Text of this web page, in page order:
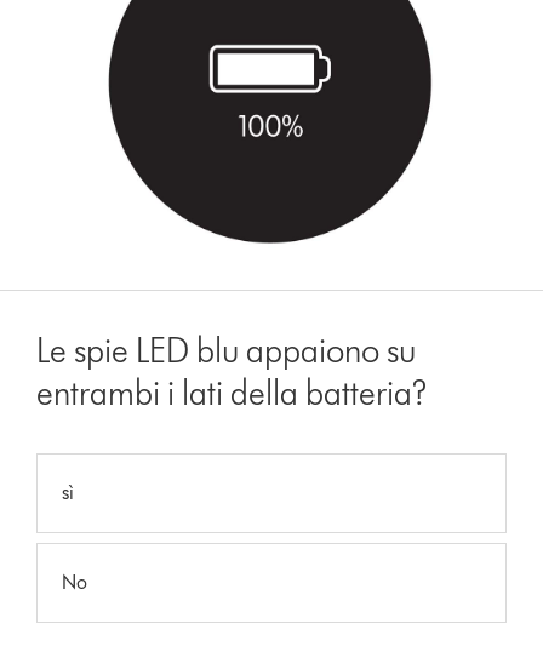
Le spie LED blu appaiono su
entrambi i lati della batteria?
sì
No